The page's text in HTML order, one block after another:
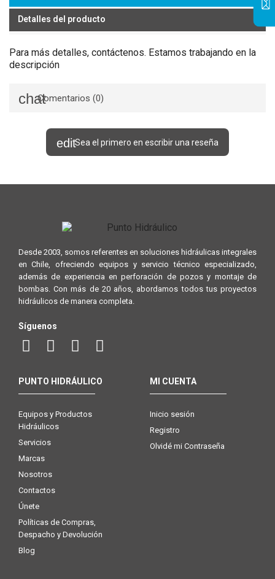
Detalles del producto
Para más detalles, contáctenos. Estamos trabajando en la
descripción
Comentarios (0)
Sea el primero en escribir una reseña
Desde 2003, somos referentes en soluciones hidráulicas integrales
en Chile, ofreciendo equipos y servicio técnico especializado,
además de experiencia en perforación de pozos y montaje de
bombas. Con más de 20 años, abordamos todos tus proyectos
hidráulicos de manera completa.
Síguenos
PUNTO HIDRÁULICO
Equipos y Productos
Hidráulicos
Servicios
Marcas
Nosotros
Contactos
Únete
Políticas de Compras,
Despacho y Devolución
Blog
MI CUENTA
Inicio sesión
Registro
Olvidé mi Contraseña